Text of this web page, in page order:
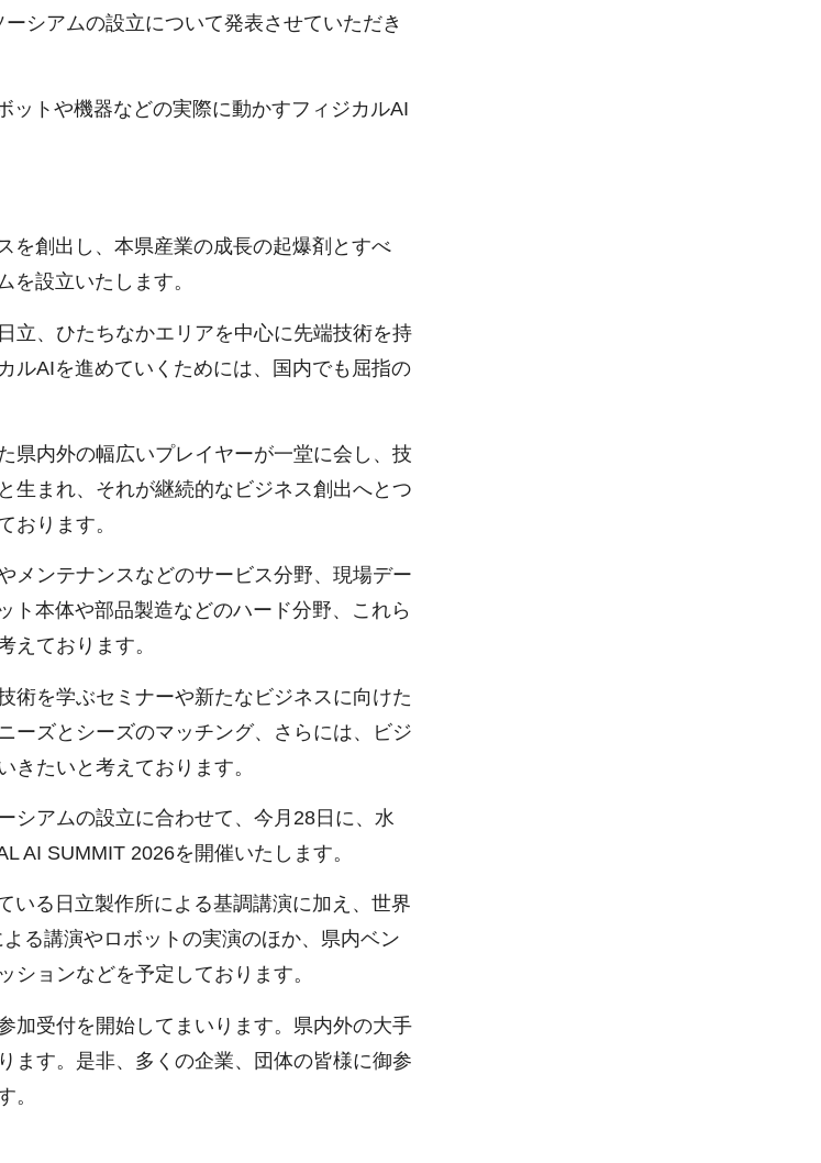
シアムの設立について発表させていただき
トや機器などの実際に動かすフィジカルAI
創出し、本県産業の成長の起爆剤とすべ
を設立いたします。
、ひたちなかエリアを中心に先端技術を持
ルAIを進めていくためには、国内でも屈指の
内外の幅広いプレイヤーが一堂に会し、技
生まれ、それが継続的なビジネス創出へとつ
おります。
ンテナンスなどのサービス分野、現場デー
ト本体や部品製造などのハード分野、これら
えております。
を学ぶセミナーや新たなビジネスに向けた
ーズとシーズのマッチング、さらには、ビジ
たいと考えております。
アムの設立に合わせて、今月28日に、水
AI SUMMIT 2026を開催いたします。
る日立製作所による基調講演に加え、世界
る講演やロボットの実演のほか、県内ベン
ョンなどを予定しております。
受付を開始してまいります。県内外の大手
ます。是非、多くの企業、団体の皆様に御参
。